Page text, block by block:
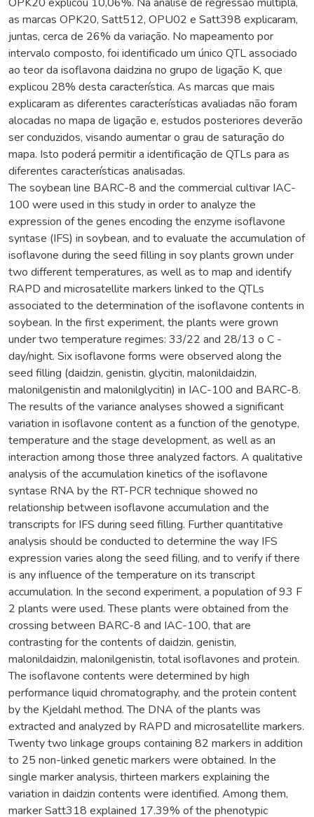
as marcas OPK20, Satt512, OPU02 e Satt398 explicaram,
juntas, cerca de 26% da variação. No mapeamento por
intervalo composto, foi identificado um único QTL associado
ao teor da isoflavona daidzina no grupo de ligação K, que
explicou 28% desta característica. As marcas que mais
explicaram as diferentes características avaliadas não foram
alocadas no mapa de ligação e, estudos posteriores deverão
ser conduzidos, visando aumentar o grau de saturação do
mapa. Isto poderá permitir a identificação de QTLs para as
diferentes características analisadas.
The soybean line BARC-8 and the commercial cultivar IAC-
100 were used in this study in order to analyze the
expression of the genes encoding the enzyme isoflavone
syntase (IFS) in soybean, and to evaluate the accumulation of
isoflavone during the seed filling in soy plants grown under
two different temperatures, as well as to map and identify
RAPD and microsatellite markers linked to the QTLs
associated to the determination of the isoflavone contents in
soybean. In the first experiment, the plants were grown
under two temperature regimes: 33/22 and 28/13 o C -
day/night. Six isoflavone forms were observed along the
seed filling (daidzin, genistin, glycitin, malonildaidzin,
malonilgenistin and malonilglycitin) in IAC-100 and BARC-8.
The results of the variance analyses showed a significant
variation in isoflavone content as a function of the genotype,
temperature and the stage development, as well as an
interaction among those three analyzed factors. A qualitative
analysis of the accumulation kinetics of the isoflavone
syntase RNA by the RT-PCR technique showed no
relationship between isoflavone accumulation and the
transcripts for IFS during seed filling. Further quantitative
analysis should be conducted to determine the way IFS
expression varies along the seed filling, and to verify if there
is any influence of the temperature on its transcript
accumulation. In the second experiment, a population of 93 F
2 plants were used. These plants were obtained from the
crossing between BARC-8 and IAC-100, that are
contrasting for the contents of daidzin, genistin,
malonildaidzin, malonilgenistin, total isoflavones and protein.
The isoflavone contents were determined by high
performance liquid chromatography, and the protein content
by the Kjeldahl method. The DNA of the plants was
extracted and analyzed by RAPD and microsatellite markers.
Twenty two linkage groups containing 82 markers in addition
to 25 non-linked genetic markers were obtained. In the
single marker analysis, thirteen markers explaining the
variation in daidzin contents were identified. Among them,
marker Satt318 explained 17.39% of the phenotypic